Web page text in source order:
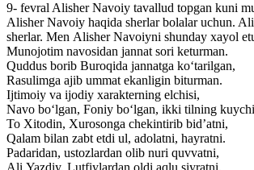
9- fevral Alisher Navoiy tavallud topgan kuni
Alisher Navoiy haqida sherlar bolalar uchun.
sherlar. Men Alisher Navoiyni shunday xayol
Munojotim navosidan jannat sori keturman.
Quddus borib Buroqida jannatga ko‘tarilgan,
Rasulimga ajib ummat ekanligin biturman.
Ijtimoiy va ijodiy xarakterning elchisi,
Navo bo‘lgan, Foniy bo‘lgan, ikki tilning
To Xitodin, Xurosonga chekintirib bid’atni,
Qalam bilan zabt etdi ul, adolatni, hayratni.
Padaridan, ustozlardan olib nuri quvvatni,
Ali Yazdiy, Lutfiylardan oldi aqlu siyratni.